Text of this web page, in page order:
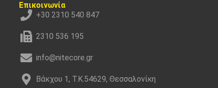
Επικοινωνία
+30 2310 540 847
2310 536 195
info@nitecore.gr
Βάκχου 1, Τ.Κ.54629, Θεσσαλονίκη